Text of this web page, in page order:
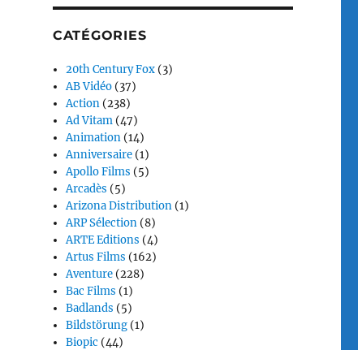
CATÉGORIES
20th Century Fox (3)
AB Vidéo (37)
Action (238)
Ad Vitam (47)
Animation (14)
Anniversaire (1)
Apollo Films (5)
Arcadès (5)
Arizona Distribution (1)
ARP Sélection (8)
ARTE Editions (4)
Artus Films (162)
Aventure (228)
Bac Films (1)
Badlands (5)
Bildstörung (1)
Biopic (44)